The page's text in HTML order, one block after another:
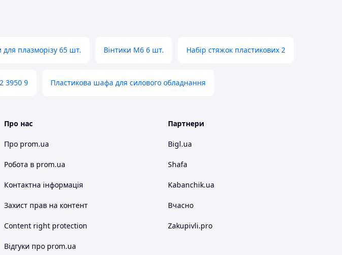
для плазморізу 65 шт. Вінтики M6 6 шт. Набір стяжок пластикових 2
3950 9 Пластикова шафа для силового обладнання
Про нас
Про prom.ua
Робота в prom.ua
Контактна інформація
Захист прав на контент
Content right protection
Відгуки про prom.ua
Партнери
Bigl.ua
Shafa
Kabanchik.ua
Вчасно
Zakupivli.pro